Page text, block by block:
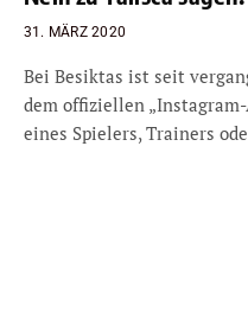
31. MÄRZ 2020
Bei Besiktas ist seit
dem offiziellen
eines Spielers, Trainers